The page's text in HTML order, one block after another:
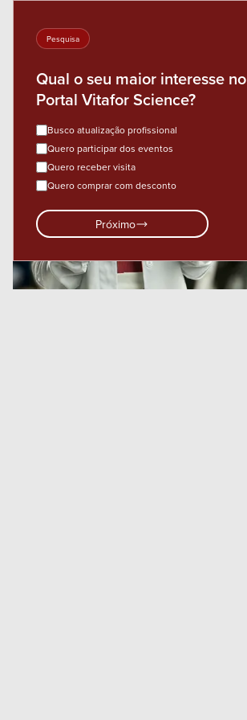
Pesquisa
Qual o seu maior interesse no
Portal Vitafor Science?
Busco atualização profissional
Quero participar dos eventos
Quero receber visita
Quero comprar com desconto
Próximo